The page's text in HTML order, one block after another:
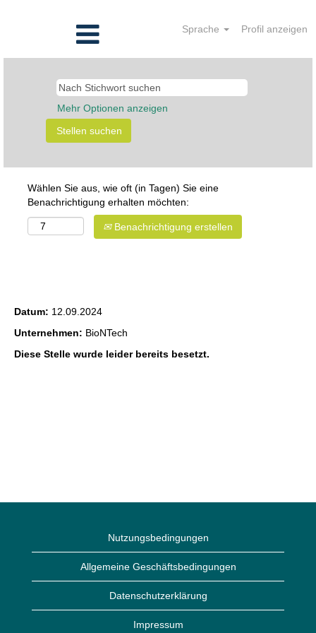
Sprache Profil anzeigen
Mehr Optionen anzeigen
Wählen Sie aus, wie oft (in Tagen) Sie eine
Benachrichtigung erhalten möchten:
Benachrichtigung erstellen
Datum: 12.09.2024
Unternehmen: BioNTech
Diese Stelle wurde leider bereits besetzt.
Nutzungsbedingungen
Allgemeine Geschäftsbedingungen
Datenschutzerklärung
Impressum